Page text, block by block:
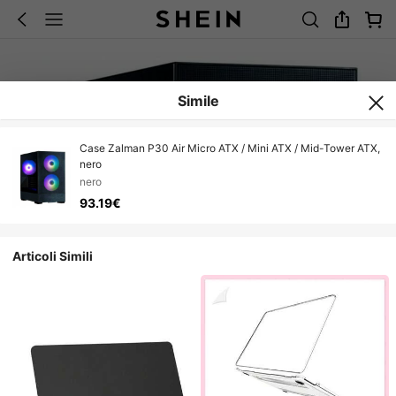
Simile
Case Zalman P30 Air Micro ATX / Mini ATX / Mid-Tower ATX,
nero
nero
93.19€
Articoli Simili